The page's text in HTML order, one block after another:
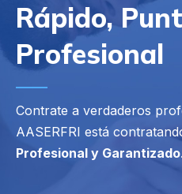
Rápido,
Profesional
Contrate a verdaderos
AASERFRI está
Profesional y Garantizado.